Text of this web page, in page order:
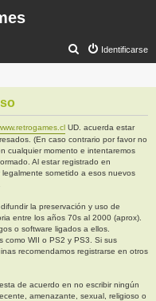
Identificarse
s
a
r
UD. acuerda estar
(En caso contrario por favor no
cualquier momento e intentaremos
Al estar registrado en
sometido a esos nuevos
la preservación y uso de
entre los años 70s al 2000 (aprox).
o software ligados a ellos.
como WII o PS2 y PS3. Si sus
recomendamos registrarse en otros
de acuerdo en no escribir ningún
amenazante, sexual, religioso o